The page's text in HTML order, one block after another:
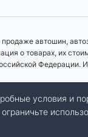
автошин,
о товарах, их
Федерации.
условия и